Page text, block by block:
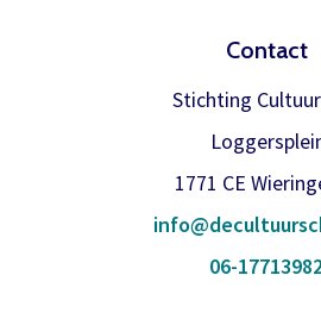
Contact
Stichting
1771 CE
06-